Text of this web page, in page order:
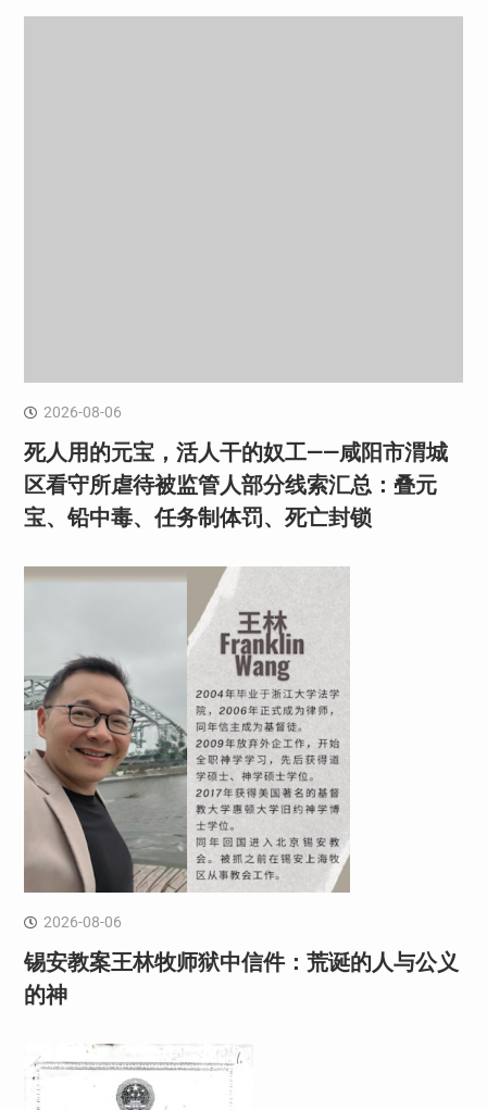
2026-08-06
死人用的元宝，活人干的奴工——咸阳市渭城
区看守所虐待被监管人部分线索汇总：叠元
宝、铅中毒、任务制体罚、死亡封锁
2026-08-06
锡安教案王林牧师狱中信件：荒诞的人与公义
的神